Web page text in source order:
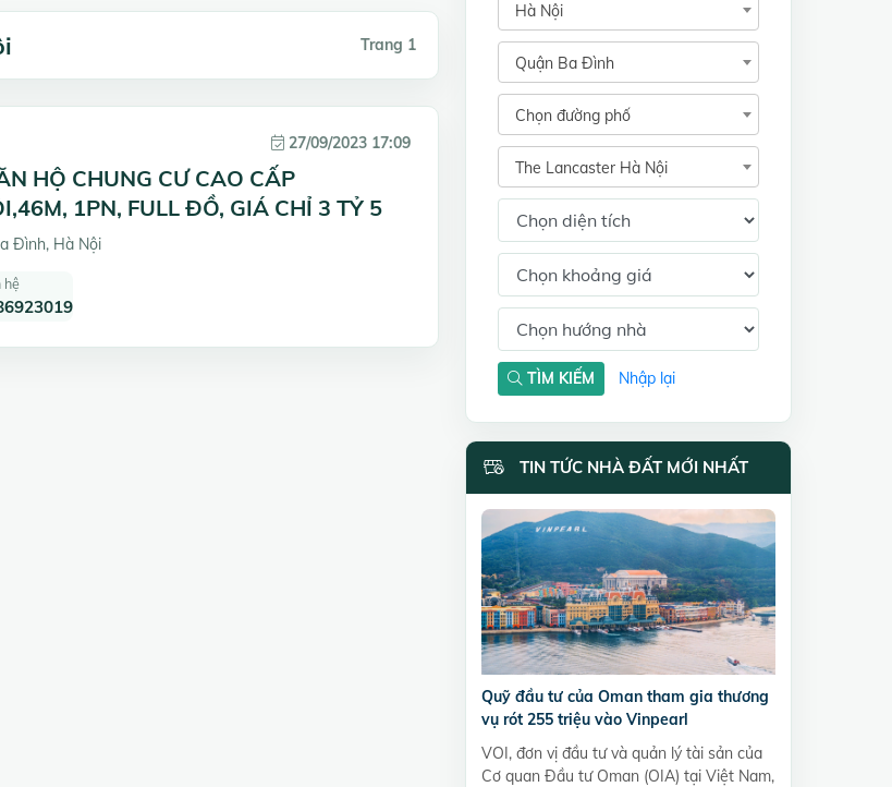
Trang 1
27/09/2023 17:09
HỘ CHUNG CƯ CAO CẤP
1PN, FULL ĐỒ, GIÁ CHỈ 3 TỶ 5
Đình, Hà Nội
hệ
Hà Nội
Quận Ba Đình
Chọn đường phố
The Lancaster Hà Nội
TÌM KIẾM Nhập lại
TIN TỨC NHÀ ĐẤT MỚI NHẤT
Quỹ đầu tư của Oman tham gia thương
vụ rót 255 triệu vào Vinpearl
VOI, đơn vị đầu tư và quản lý tài sản của
Cơ quan Đầu tư Oman (OIA) tại Việt Nam,